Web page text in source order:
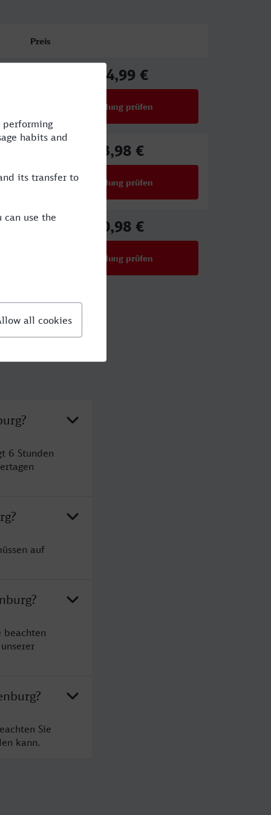
Preis
104,99 €
Verbindung prüfen
73,98 €
Verbindung prüfen
80,98 €
Verbindung prüfen
6 Stunden
auf
beachten
Sie
kann.